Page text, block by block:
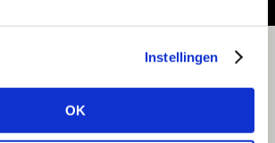
Instellingen
OK